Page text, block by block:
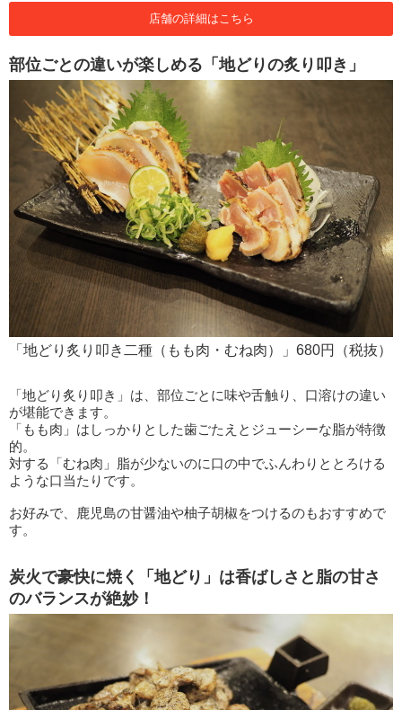
店舗の詳細はこちら
部位ごとの違いが楽しめる「地どりの炙り叩き」
「地どり炙り叩き二種（もも肉・むね肉）」680円（税抜）
「地どり炙り叩き」は、部位ごとに味や舌触り、口溶けの違い
が堪能できます。
「もも肉」はしっかりとした歯ごたえとジューシーな脂が特徴
的。
対する「むね肉」脂が少ないのに口の中でふんわりととろける
ような口当たりです。
お好みで、鹿児島の甘醤油や柚子胡椒をつけるのもおすすめで
す。
炭火で豪快に焼く「地どり」は香ばしさと脂の甘さ
のバランスが絶妙！